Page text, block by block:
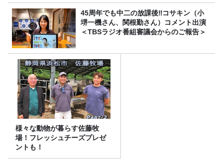
45周年でも中二の放課後‼コサキン（小
堺一機さん、関根勤さん）コメント出演
＜TBSラジオ番組審議会からのご報告＞
様々な動物が暮らす佐藤牧
場！フレッシュチーズプレゼ
ントも！